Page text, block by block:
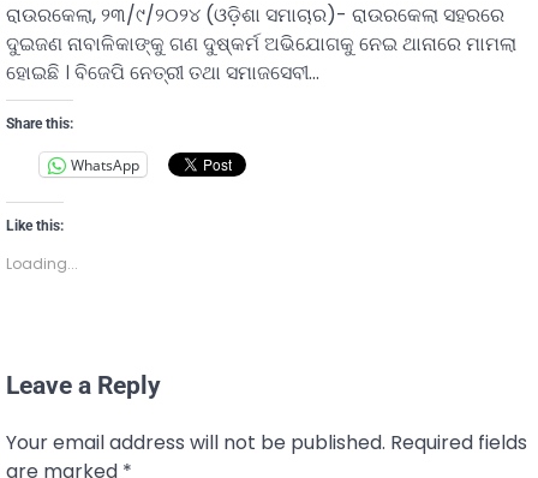
ରାଉରକେଲା, ୨୩/୯/୨୦୨୪ (ଓଡ଼ିଶା ସମାଚାର)- ରାଉରକେଲା ସହରରେ
ଦୁଇଜଣ ନାବାଳିକାଙ୍କୁ ଗଣ ଦୁଷ୍କର୍ମ ଅଭିଯୋଗକୁ ନେଇ ଥାନାରେ ମାମଲା
ହୋଇଛି । ବିଜେପି ନେତ୍ରୀ ତଥା ସମାଜସେବୀ…
Share this:
WhatsApp
Like this:
Loading...
Leave a Reply
Your email address will not be published. Required fields
are marked *